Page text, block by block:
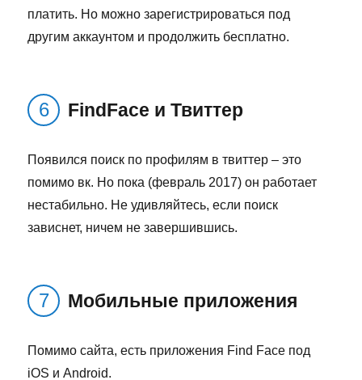
платить. Но можно зарегистрироваться под
другим аккаунтом и продолжить бесплатно.
FindFace и Твиттер
Появился поиск по профилям в твиттер – это
помимо вк. Но пока (февраль 2017) он работает
нестабильно. Не удивляйтесь, если поиск
зависнет, ничем не завершившись.
Мобильные приложения
Помимо сайта, есть приложения Find Face под
iOS и Android.